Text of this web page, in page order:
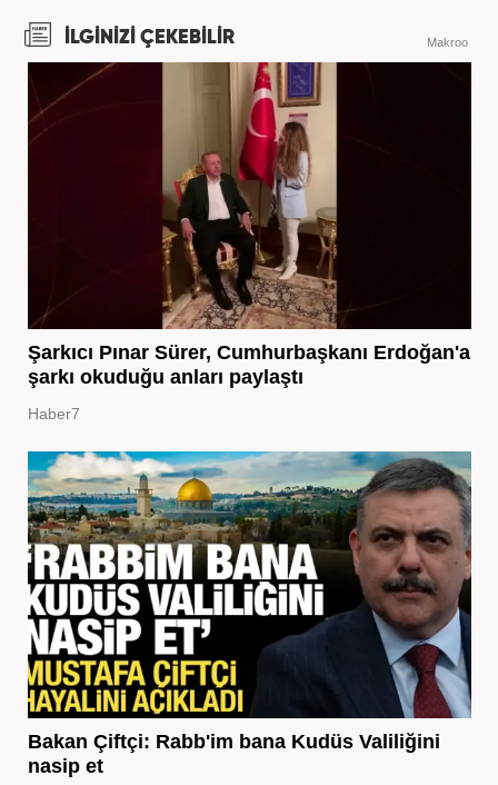
İLGİNİZİ ÇEKEBİLİR Makroo
Şarkıcı Pınar Sürer, Cumhurbaşkanı Erdoğan'a
şarkı okuduğu anları paylaştı
Haber7
Bakan Çiftçi: Rabb'im bana Kudüs Valiliğini
nasip et